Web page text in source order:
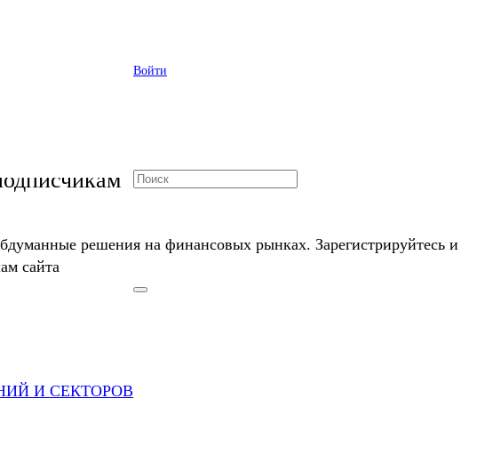
И СЕКТОРОВ
Войти
решения на финансовых рынках. Зарегистрируйтесь и
сайта